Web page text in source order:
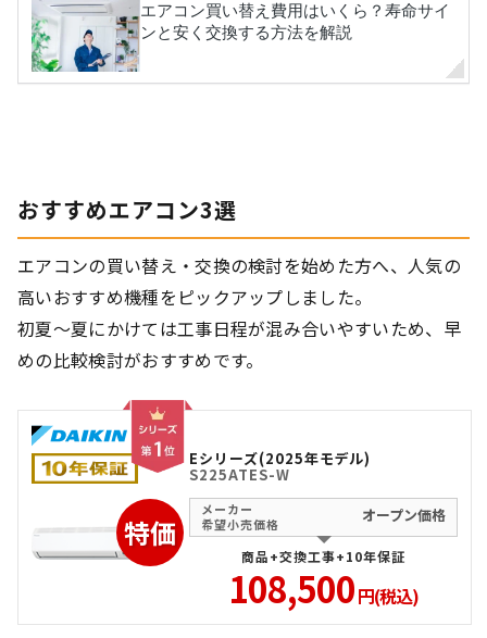
おすすめエアコン3選
エアコンの買い替え・交換の検討を始めた方へ、人気の
高いおすすめ機種をピックアップしました。
初夏～夏にかけては工事日程が混み合いやすいため、早
めの比較検討がおすすめです。
特価
Eシリーズ(2025年モデル)
S225ATES-W
メーカー
希望小売価格
オープン価格
商品+交換工事+10年保証
108,500円(税込)